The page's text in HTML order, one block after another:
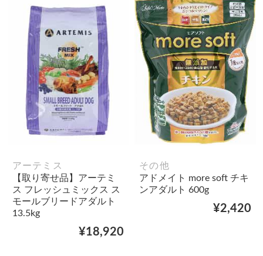
アーテミス
【取り寄せ品】アーテミ
ス フレッシュミックス ス
モールブリードアダルト
13.5kg
¥18,920
その他
アドメイト more soft チキ
ンアダルト 600g
¥2,420